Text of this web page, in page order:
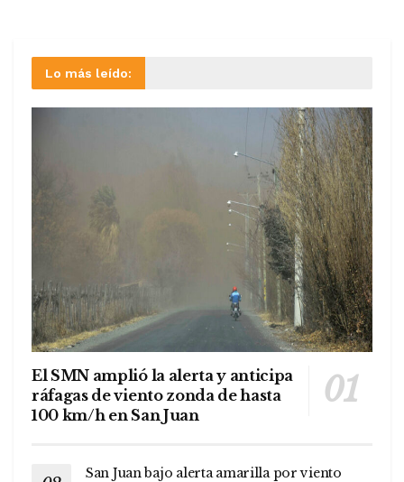
Lo más leído:
El SMN amplió la alerta y anticipa
ráfagas de viento zonda de hasta
100 km/h en San Juan
San Juan bajo alerta amarilla por viento